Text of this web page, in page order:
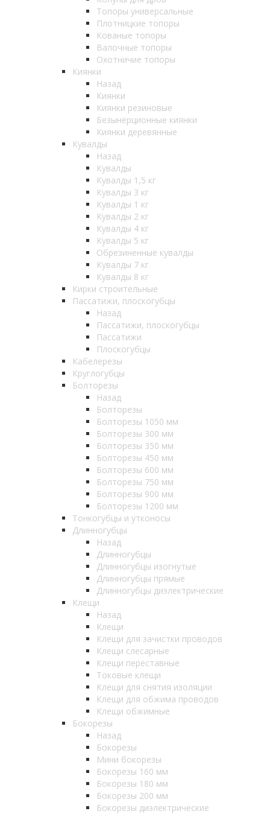
Топоры универсальные
Плотницкие топоры
Кованые топоры
Валочные топоры
Охотничие топоры
Киянки
Назад
Киянки
Киянки резиновые
Безынерционные киянки
Киянки деревянные
Кувалды
Назад
Кувалды
Кувалды 1,5 кг
Кувалды 3 кг
Кувалды 1 кг
Кувалды 2 кг
Кувалды 4 кг
Кувалды 5 кг
Обрезиненные кувалды
Кувалды 7 кг
Кувалды 8 кг
Кирки строительные
Пассатижи, плоскогубцы
Назад
Пассатижи, плоскогубцы
Пассатижи
Плоскогубцы
Кабелерезы
Круглогубцы
Болторезы
Назад
Болторезы
Болторезы 1050 мм
Болторезы 300 мм
Болторезы 350 мм
Болторезы 450 мм
Болторезы 600 мм
Болторезы 750 мм
Болторезы 900 мм
Болторезы 1200 мм
Тонкогубцы и утконосы
Длинногубцы
Назад
Длинногубцы
Длинногубцы изогнутые
Длинногубцы прямые
Длинногубцы диэлектрические
Клещи
Назад
Клещи
Клещи для зачистки проводов
Клещи слесарные
Клещи переставные
Токовые клещи
Клещи для снятия изоляции
Клещи для обжима проводов
Клещи обжимные
Бокорезы
Назад
Бокорезы
Мини бокорезы
Бокорезы 160 мм
Бокорезы 180 мм
Бокорезы 200 мм
Бокорезы диэлектрические